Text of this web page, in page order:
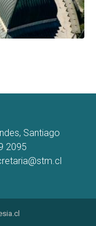
Santiago
2095